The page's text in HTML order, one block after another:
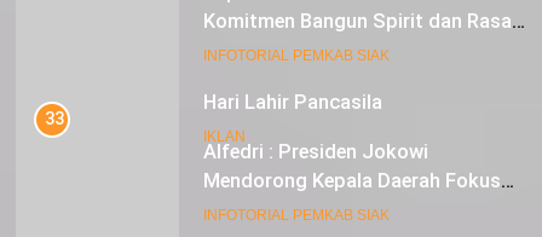
Hari Lahir Pancasila
IKLAN
Komitmen Bangun Spirit dan Rasa
Nasionalisme
INFOTORIAL PEMKAB SIAK
33
Alfedri : Presiden Jokowi
Mendorong Kepala Daerah Fokus
pada Inflasi dan Pilkada Serentak
INFOTORIAL PEMKAB SIAK